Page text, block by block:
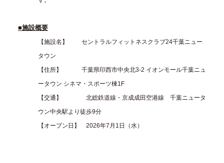
■施設概要
【施設名】 セントラルフィットネスクラブ24千葉ニュー
タウン
【住所】 千葉県印西市中央北3-2 イオンモール千葉ニュ
ータウン シネマ・スポーツ棟1F
【交通】 北総鉄道線・京成成田空港線 千葉ニュータ
ウン中央駅より徒歩9分
【オープン日】 2026年7月1日（水）